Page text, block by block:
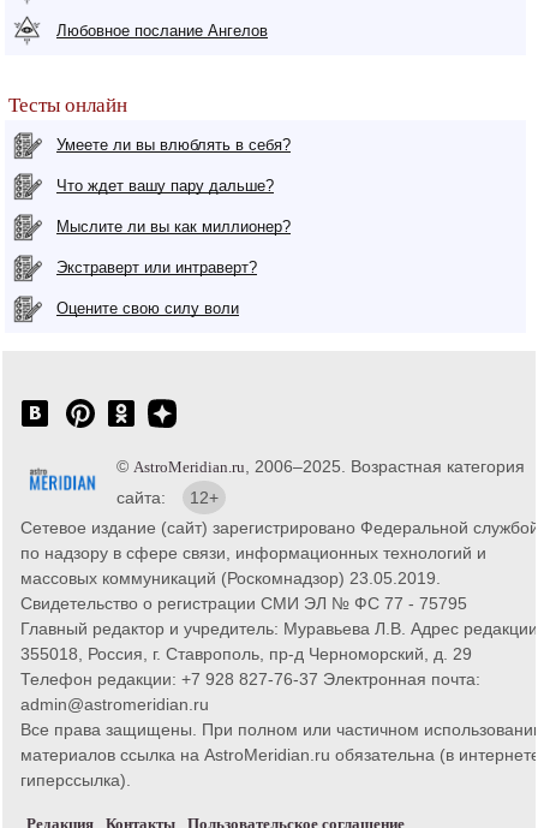
Любовное послание Ангелов
Тесты онлайн
Умеете ли вы влюблять в себя?
Что ждет вашу пару дальше?
Мыслите ли вы как миллионер?
Экстраверт или интраверт?
Оцените свою силу воли
© AstroMeridian.ru , 2006–2025. Возрастная категория
сайта:
12+
Сетевое издание (сайт) зарегистрировано Федеральной службой
по надзору в сфере связи, информационных технологий и
массовых коммуникаций (Роскомнадзор) 23.05.2019.
Свидетельство о регистрации СМИ ЭЛ № ФС 77 - 75795
Главный редактор и учредитель: Муравьева Л.В. Адрес
355018, Россия, г. Ставрополь, пр-д Черноморский, д. 29
Телефон редакции: +7 928 827-76-37 Электронная почта:
admin@astromeridian.ru
Все права защищены. При полном или частичном
материалов ссылка на AstroMeridian.ru обязательна (в
гиперссылка).
Редакция Контакты Пользовательское соглашение